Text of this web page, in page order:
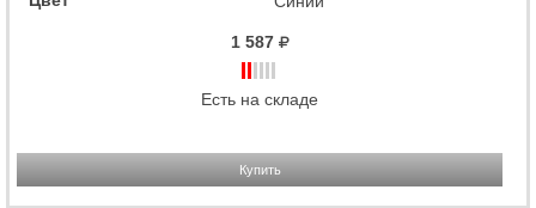
1 587
Есть на складе
Купить